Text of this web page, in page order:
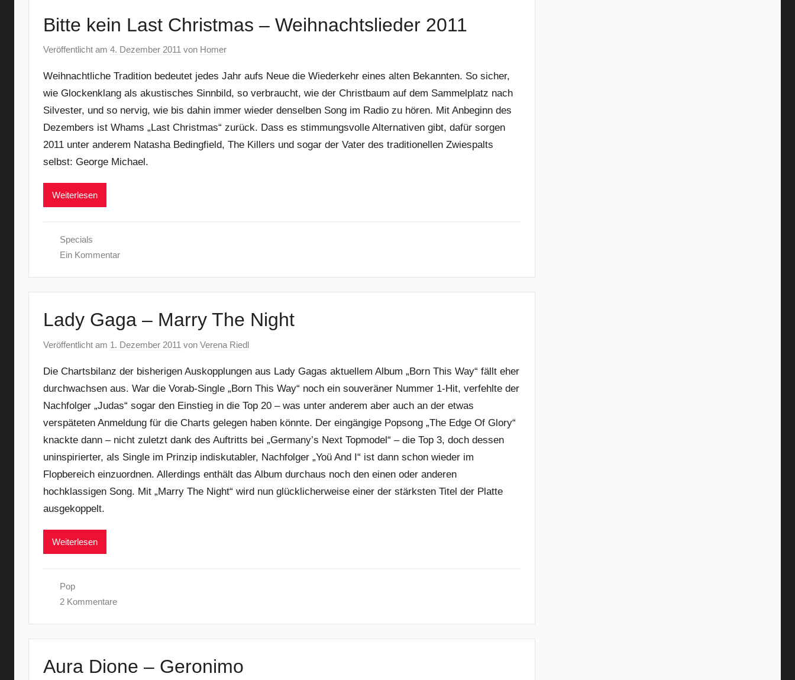
Bitte kein Last Christmas – Weihnachtslieder 2011
Veröffentlicht am 4. Dezember 2011 von Homer
Weihnachtliche Tradition bedeutet jedes Jahr aufs Neue die Wiederkehr eines alten Bekannten. So sicher,
wie Glockenklang als akustisches Sinnbild, so verbraucht, wie der Christbaum auf dem Sammelplatz nach
Silvester, und so nervig, wie bis dahin immer wieder denselben Song im Radio zu hören. Mit Anbeginn des
Dezembers ist Whams „Last Christmas“ zurück. Dass es stimmungsvolle Alternativen gibt, dafür sorgen
2011 unter anderem Natasha Bedingfield, The Killers und sogar der Vater des traditionellen Zwiespalts
selbst: George Michael.
Weiterlesen
Specials
Ein Kommentar
Lady Gaga – Marry The Night
Veröffentlicht am 1. Dezember 2011 von Verena Riedl
Die Chartsbilanz der bisherigen Auskopplungen aus Lady Gagas aktuellem Album „Born This Way“ fällt eher
durchwachsen aus. War die Vorab-Single „Born This Way“ noch ein souveräner Nummer 1-Hit, verfehlte der
Nachfolger „Judas“ sogar den Einstieg in die Top 20 – was unter anderem aber auch an der etwas
verspäteten Anmeldung für die Charts gelegen haben könnte. Der eingängige Popsong „The Edge Of Glory“
knackte dann – nicht zuletzt dank des Auftritts bei „Germany’s Next Topmodel“ – die Top 3, doch dessen
uninspirierter, als Single im Prinzip indiskutabler, Nachfolger „Yoü And I“ ist dann schon wieder im
Flopbereich einzuordnen. Allerdings enthält das Album durchaus noch den einen oder anderen
hochklassigen Song. Mit „Marry The Night“ wird nun glücklicherweise einer der stärksten Titel der Platte
ausgekoppelt.
Weiterlesen
Pop
2 Kommentare
Aura Dione – Geronimo